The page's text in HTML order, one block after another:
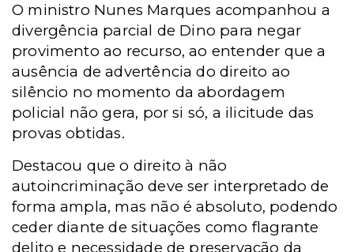
O ministro Nunes Marques acompanhou a
divergência parcial de Dino para negar
provimento ao recurso, ao entender que a
ausência de advertência do direito ao
silêncio no momento da abordagem
policial não gera, por si só, a ilicitude das
provas obtidas.
Destacou que o direito à não
autoincriminação deve ser interpretado de
forma ampla, mas não é absoluto, podendo
ceder diante de situações como flagrante
delito e necessidade de preservação da